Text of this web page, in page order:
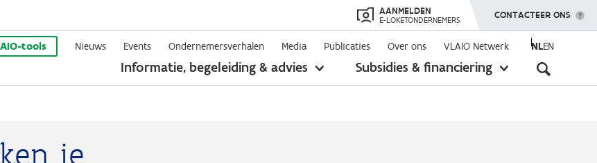
Overslaan
en
naar
de
AANMELDEN
E-LOKETONDERNEMERS TOON MENU
CONTACTEER ONS
tools Nieuws Events Ondernemersverhalen Media Publicaties Over ons VLAIO Netwerk NLEN
Informatie, begeleiding & advies
toon
Subsidies & financiering
toon
je